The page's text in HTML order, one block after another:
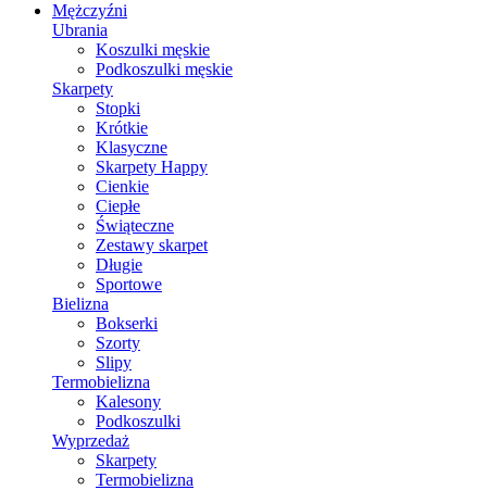
Mężczyźni
Ubrania
Koszulki męskie
Podkoszulki męskie
Skarpety
Stopki
Krótkie
Klasyczne
Skarpety Happy
Cienkie
Ciepłe
Świąteczne
Zestawy skarpet
Długie
Sportowe
Bielizna
Bokserki
Szorty
Slipy
Termobielizna
Kalesony
Podkoszulki
Wyprzedaż
Skarpety
Termobielizna